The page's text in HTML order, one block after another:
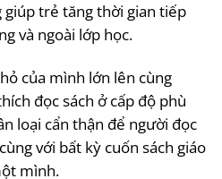
giúp trẻ tăng thời gian tiếp
và ngoài lớp học.
của mình lớn lên cùng
đọc sách ở cấp độ phù
loại cẩn thận để người đọc
với bất kỳ cuốn sách giáo
mình.